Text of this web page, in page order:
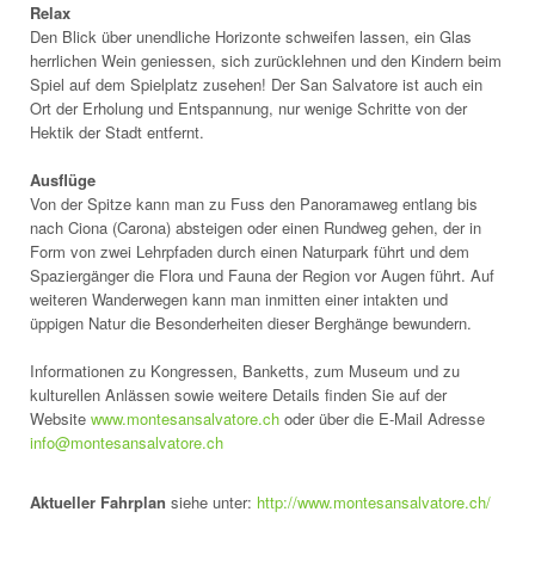
Relax
Den Blick über unendliche Horizonte schweifen lassen, ein Glas
herrlichen Wein geniessen, sich zurücklehnen und den Kindern beim
Spiel auf dem Spielplatz zusehen! Der San Salvatore ist auch ein
Ort der Erholung und Entspannung, nur wenige Schritte von der
Hektik der Stadt entfernt.
Ausflüge
Von der Spitze kann man zu Fuss den Panoramaweg entlang bis
nach Ciona (Carona) absteigen oder einen Rundweg gehen, der in
Form von zwei Lehrpfaden durch einen Naturpark führt und dem
Spaziergänger die Flora und Fauna der Region vor Augen führt. Auf
weiteren Wanderwegen kann man inmitten einer intakten und
üppigen Natur die Besonderheiten dieser Berghänge bewundern.
Informationen zu Kongressen, Banketts, zum Museum und zu
kulturellen Anlässen sowie weitere Details finden Sie auf der
Website www.montesansalvatore.ch oder über die E-Mail Adresse
info@montesansalvatore.ch
Aktueller Fahrplan siehe unter: http://www.montesansalvatore.ch/